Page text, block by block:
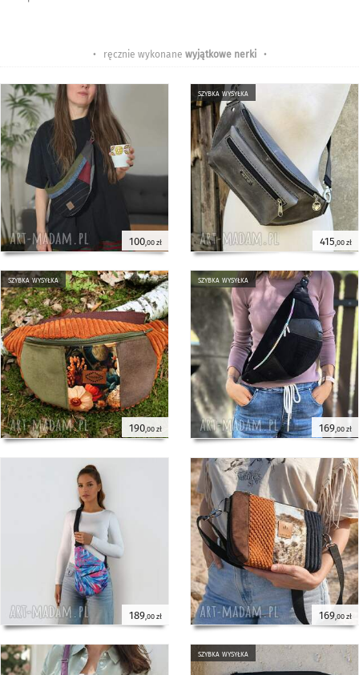
• ręcznie wykonane wyjątkowe nerki•
100,00 zł
szybka wysyłka
415 ,00 zł
szybka wysyłka
190,00 zł
szybka wysyłka
169,00 zł
189,00 zł 169,00 zł
szybka wysyłka